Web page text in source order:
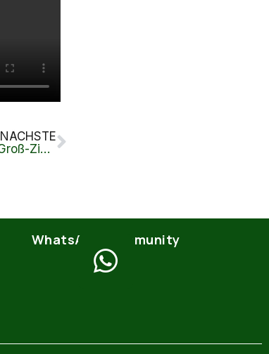
NÄCHSTE
Sporttag zum Jubiläum „750 Jahre Groß-Zimmern“ beim TC 1970
WhatsApp Community